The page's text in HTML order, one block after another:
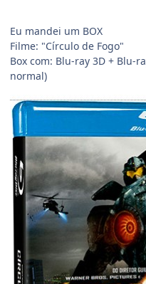
Eu mandei um BOX
Filme: "Círculo de Fogo"
Box com: Blu-ray 3D + Blu-
normal)